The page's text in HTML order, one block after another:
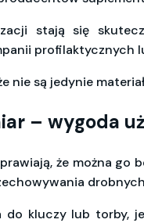
stają się
profilaktycznych
nie są jedynie
– wygoda
że można
do kluczy lub torby,